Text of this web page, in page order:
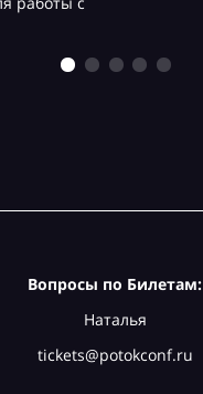
Вопросы по Билетам:
Наталья
tickets@potokconf.ru